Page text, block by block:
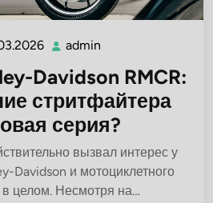
24.03.2026
admin
Davidson RMCR:
стритфайтера
серия?
вызвал интерес у
Davidson и мотоциклетного
целом. Несмотря на…